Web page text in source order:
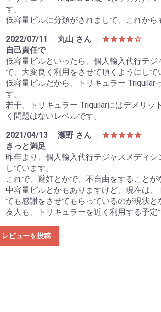
す。
低容量ピルに分類がされまして、これか
2022/07/11
丸山 さん
★★★★☆
自己責任で
低容量ピルといったら、個人輸入代行テ
て、大変良く利用をさせて頂くようにして
低容量ピルだから、トリキュラー
す。
若干、トリキュラー Triquilarにはデメリ
く問題はないレベルです。
2021/04/13
瀬野 さん
★★★★★
きっと満足
昨年より、個人輸入代行テジャスメディ
しています。
これで、避妊とかで、不自由をすること
中容量ピルとかもありますけど、現在は
ても感謝をさせてもらっているのが現状と
友人も、トリキュラーを近く利用する予
レビューを投稿